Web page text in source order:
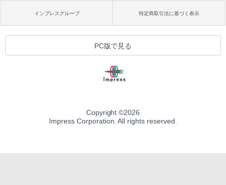
インプレスグループ 特定商取引法に基づく表示
PC版で見る
Copyright ©2026
Impress Corporation. All rights reserved.